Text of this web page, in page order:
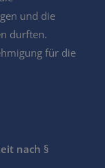
und die
durften.
für die
nach §